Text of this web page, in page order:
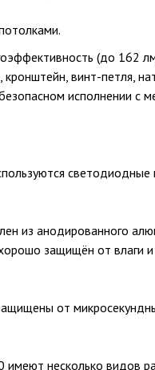
(до 162
винт-петля,
исполнении с
из анодированного
защищён от влаги
от
имеют несколько видов